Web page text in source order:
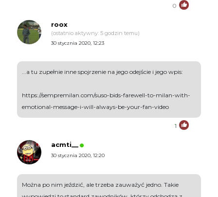
0
roox
(ostatnio aktywny: 5 godzin temu)
30 stycznia 2020, 12:23
...a tu zupełnie inne spojrzenie na jego odejście i jego wpis:
https://sempremilan.com/suso-bids-farewell-to-milan-with-
emotional-message-i-will-always-be-your-fan-video
1
acmti__
30 stycznia 2020, 12:20
Można po nim jeździć, ale trzeba zauważyć jedno. Takie